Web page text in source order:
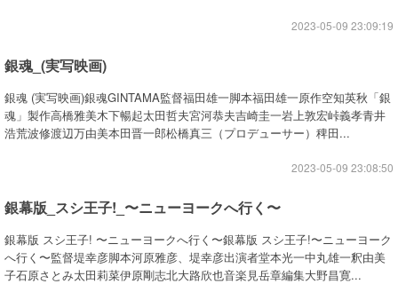
2023-05-09 23:09:19
銀魂_(実写映画)
銀魂 (実写映画)銀魂GINTAMA監督福田雄一脚本福田雄一原作空知英秋「銀
魂」製作高橋雅美木下暢起太田哲夫宮河恭夫吉崎圭一岩上敦宏峠義孝青井
浩荒波修渡辺万由美本田晋一郎松橋真三（プロデューサー）稗田...
2023-05-09 23:08:50
銀幕版_スシ王子!_〜ニューヨークへ行く〜
銀幕版 スシ王子! 〜ニューヨークへ行く〜銀幕版 スシ王子!〜ニューヨーク
へ行く〜監督堤幸彦脚本河原雅彦、堤幸彦出演者堂本光一中丸雄一釈由美
子石原さとみ太田莉菜伊原剛志北大路欣也音楽見岳章編集大野昌寛...